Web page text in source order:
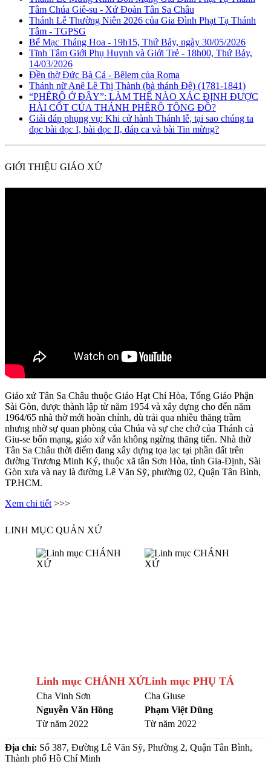
Tâm Chúa Giê-su - Xứ Đoàn Tân Sa Châu
Thánh Lễ Thường Niên 2026 của Gia Đình Phạt Tạ Thánh
Tâm - TGPSG
Bế Mạc Tháng Hoa - 19h15, Thứ Bảy, ngày 30/05/2026
Tĩnh Tâm Giới Phụ Huynh và Giới Trẻ - 18h00, Thứ Bảy,
14/03/2026
Đền thờ Đức Bà Cả - Bêlem của Roma
Thánh nữ Anê Lê Thị Thành (bà thánh Đê) (1781-1841)
“PHÊRÔ Ở ĐÂY”: LÀM THẾ NÀO XÁC ĐỊNH ĐƯỢC
HÀI CỐT CỦA THÁNH PHÊRÔ TÔNG ĐỒ?
Giải đáp phụng vụ: Khi cử hành Thánh lễ, tại sao chúng ta
đọc bài đọc I, bài đọc II, đáp ca và bài Tin mừng?
GIỚI THIỆU GIÁO XỨ
Giáo xứ Tân Sa Châu thuộc Giáo Hạt Chí Hòa, Tổng Giáo Phận
Sài Gòn, được thành lập từ năm 1954 và xây dựng cho đến năm
1964/65 nhà thờ mới hoàn chỉnh, dù trải qua nhiều thăng trầm
nhưng nhờ sự quan phòng của Chúa và sự che chở của Thánh cả
Giu-se bổn mạng, giáo xứ vẫn không ngừng thăng tiến. Nhà thờ
Tân Sa Châu thời điểm đang xây dựng tọa lạc tại phần đất trên
đường Trương Minh Ký, thuộc xã tân Sơn Hòa, tỉnh Gia-Định, Sài
Gòn xưa và nay là đường Lê Văn Sỹ, phường 02, Quận Tân Bình,
TP.HCM.
Xem chi tiết >>>
LINH MỤC QUẢN XỨ
Linh mục CHÁNH XỨ
Cha Vinh Sơn
Nguyễn Văn Hồng
Từ năm 2022
Linh mục PHỤ TÁ
Cha Giuse
Phạm Việt Dũng
Từ năm 2022
Địa chỉ: Số 387, Đường Lê Văn Sỹ, Phường 2, Quận Tân Bình,
Thành phố Hồ Chí Minh